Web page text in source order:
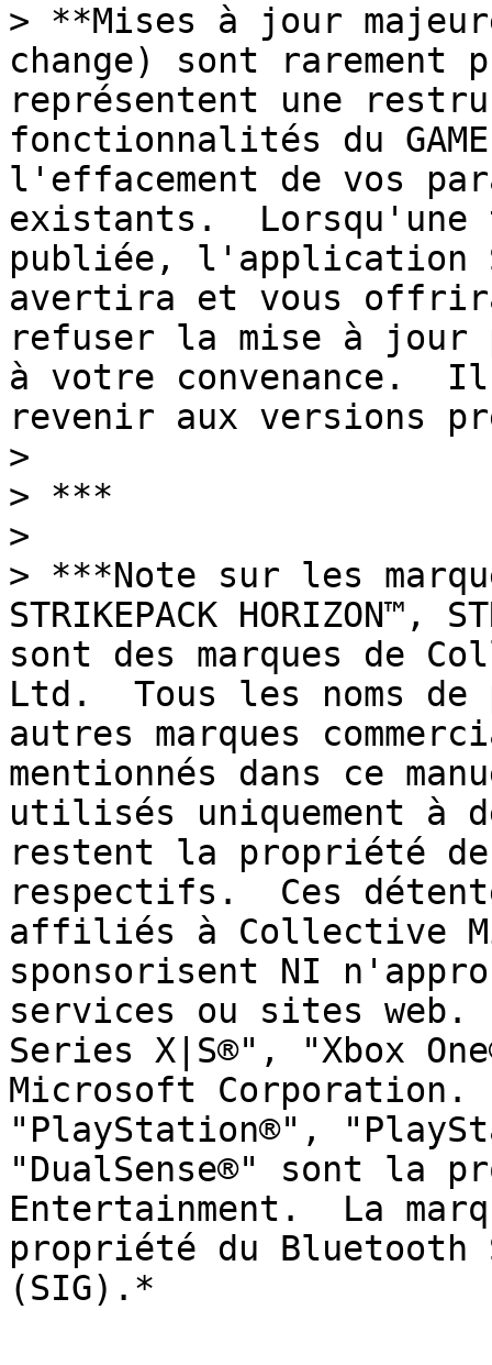
> **Mises à jour
change) sont
représentent une
fonctionnalités du
l'effacement de vos
existants.
publiée, l'application
avertira et vous
refuser la mise à
à votre convenance.
revenir aux versions
>
> ***
>
> ***Note sur les
STRIKEPACK HORIZON™,
sont des marques de
Ltd.  Tous les noms
autres marques
mentionnés dans ce
utilisés uniquement
restent la propriété
respectifs.  Ces
affiliés à Collective
sponsorisent NI
services ou sites web.
Series X|S®", "Xbox
Microsoft Corporation.
"PlayStation®",
"DualSense®" sont la
Entertainment.  La
propriété du Bluetooth
(SIG).*